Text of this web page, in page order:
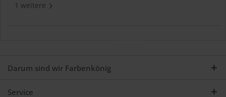
1 weitere
Darum sind wir Farbenkönig
Service